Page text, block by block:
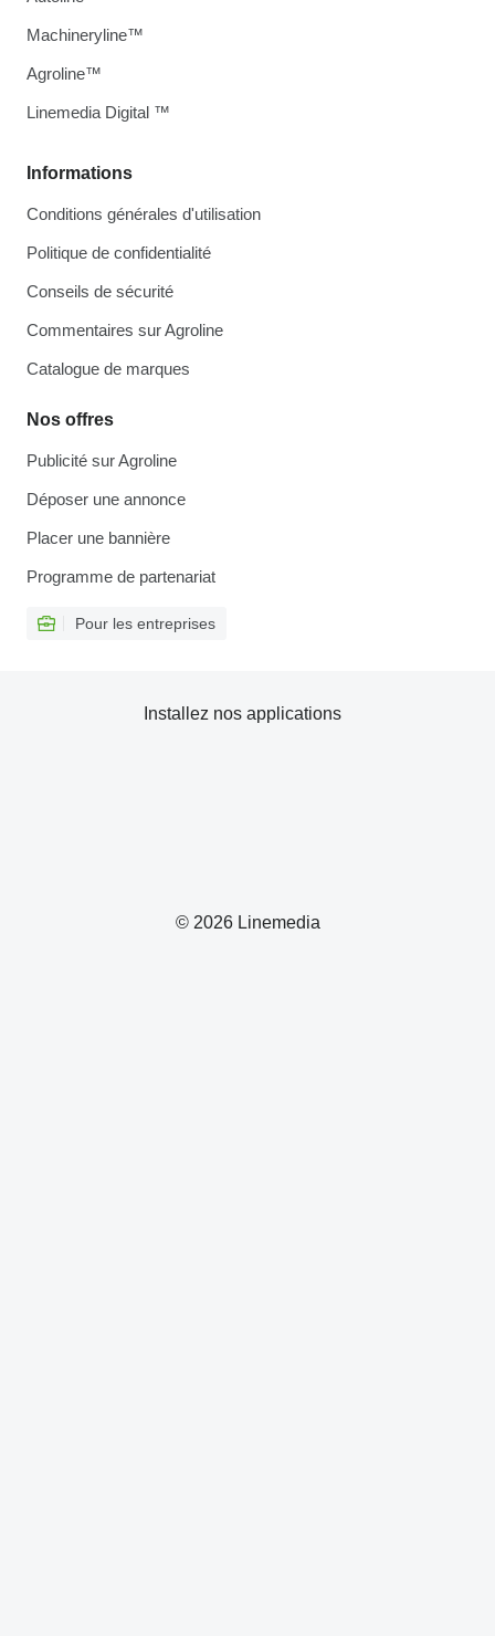
Informations
Conditions générales d'utilisation
Politique de confidentialité
Conseils de sécurité
Commentaires sur Agroline
Catalogue de marques
Nos offres
Publicité sur Agroline
Déposer une annonce
Placer une bannière
Programme de partenariat
Pour les entreprises
Machineryline™
Agroline™
Linemedia Digital ™
© 2026 Linemedia
Installez nos applications